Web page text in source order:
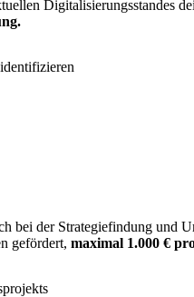
Digitalisierungsstandes
bei der Strategiefindung
gefördert, maximal 1.000 €